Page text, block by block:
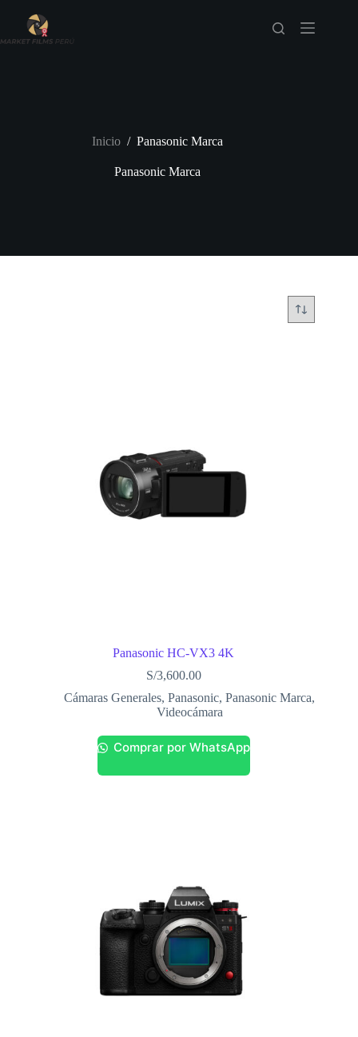
contenido
Inicio / Panasonic Marca
Panasonic Marca
Panasonic HC-VX3 4K
S/3,600.00
Cámaras Generales,Panasonic,Panasonic Marca,
Videocámara
Comprar por WhatsApp